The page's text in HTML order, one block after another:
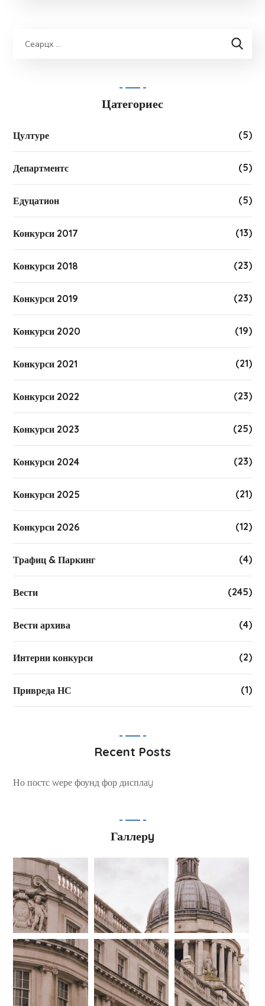
Цатегориес
Цултуре (5)
Департментс (5)
Едуцатион (5)
Конкурси 2017 (13)
Конкурси 2018 (23)
Конкурси 2019 (23)
Конкурси 2020 (19)
Конкурси 2021 (21)
Конкурси 2022 (23)
Конкурси 2023 (25)
Конкурси 2024 (23)
Конкурси 2025 (21)
Конкурси 2026 (12)
Трафиц & Паркинг (4)
Вести (245)
Вести архива (4)
Интерни конкурси (2)
Привреда НС (1)
Recent Posts
Но постс wере фоунд фор дисплаy
Галлерy